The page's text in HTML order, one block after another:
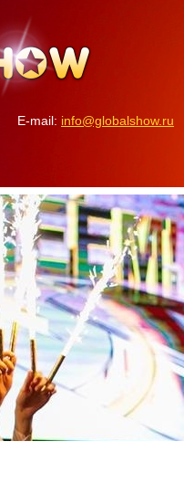
E-mail: info@globalshow.ru